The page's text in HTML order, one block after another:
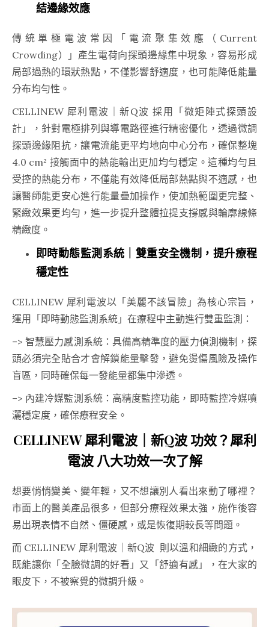
結邊緣效應
傳統單極電波常因「電流聚集效應（Current
Crowding）」產生電荷向探頭邊緣集中現象，容易形成
局部過熱的環狀熱點，不僅影響舒適度，也可能降低能量
分布均勻性。
CELLINEW 犀利電波｜新Q波 採用「微矩陣式探頭設
計」，針對電極排列與導電路徑進行精密優化，透過微調
探頭邊緣阻抗，讓電流能更平均地向中心分布，確保整塊
4.0 cm² 接觸面中的熱能輸出更加均勻穩定。這種均勻且
受控的熱能分布，不僅能有效降低局部熱點與不適感，也
讓醫師能更安心進行能量疊加操作，使加熱範圍更完整、
緊緻效果更均勻，進一步提升整體拉提支撐感與輪廓線條
精緻度。
即時動態監測系統｜雙重安全機制，提升療程
穩定性
CELLINEW 犀利電波以「美麗不該冒險」為核心宗旨，
運用「即時動態監測系統」在療程中主動進行雙重監測：
–> 智慧壓力感測系統：具備高精準度的壓力偵測機制，探
頭必須完全貼合才會解鎖能量擊發，避免燙傷風險及操作
盲區，同時確保每一發能量都集中滲透。
–> 內建冷媒監測系統：高精度監控功能，即時監控冷媒噴
灑穩定度，確保療程安全。
CELLINEW 犀利電波｜新Q波 功效？犀利
電波 八大功效一次了解
想要悄悄變美、變年輕，又不想讓別人看出來動了哪裡？
市面上的醫美產品很多，但部分療程效果太強，施作後容
易出現表情不自然、僵硬感，或是恢復期較長等問題。
而 CELLINEW 犀利電波｜新Q波 則以溫和細緻的方式，
既能讓你「全臉微調的好看」又「舒適有感」，在大家的
眼皮下，不被察覺的微調升級。